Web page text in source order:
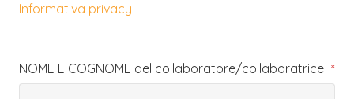
Informativa privacy
NOME E COGNOME del collaboratore/collaboratrice *